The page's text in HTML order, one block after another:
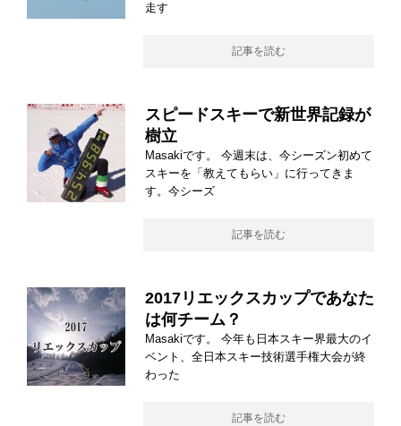
走す
記事を読む
スピードスキーで新世界記録が
樹立
Masakiです。 今週末は、今シーズン初めて
スキーを「教えてもらい」に行ってきま
す。今シーズ
記事を読む
2017リエックスカップであなた
は何チーム？
Masakiです。 今年も日本スキー界最大のイ
ベント、全日本スキー技術選手権大会が終
わった
記事を読む